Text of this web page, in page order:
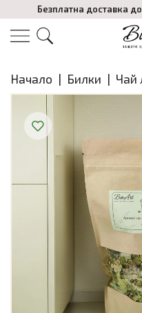
Безплатна доставка
Начало | Билки | Чай